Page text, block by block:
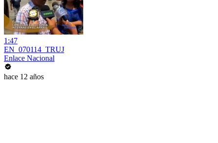
1:47
EN_070114_TRUJ
Enlace Nacional
hace 12 años